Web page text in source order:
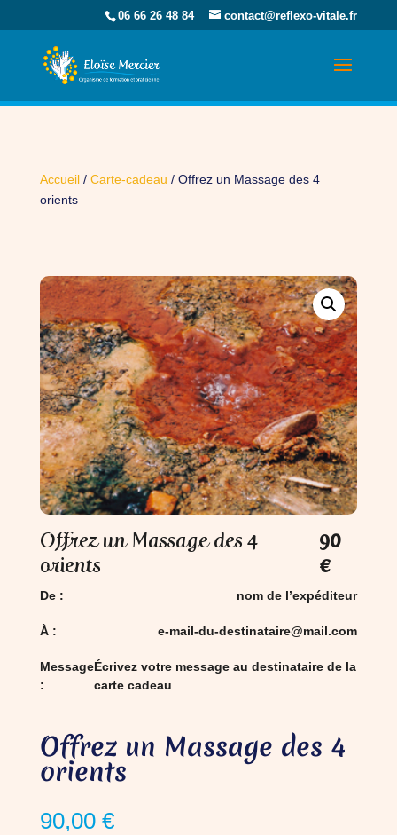
06 66 26 48 84 contact@reflexo-vitale.fr
Accueil/ Carte-cadeau / Offrez un Massage des 4
orients
Offrez un Massage des 4
orients
90
€
De : nom de l’expéditeur
À : e-mail-du-destinataire@mail.com
Message
:
Écrivez votre message au destinataire de la
carte cadeau
Offrez un Massage des 4
orients
90,00 €